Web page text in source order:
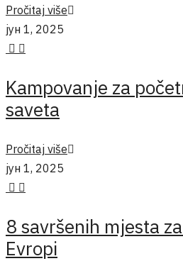
Pročitaj više
јун 1, 2025
Kampovanje za
saveta
Pročitaj više
јун 1, 2025
8 savršenih mjesta
Evropi